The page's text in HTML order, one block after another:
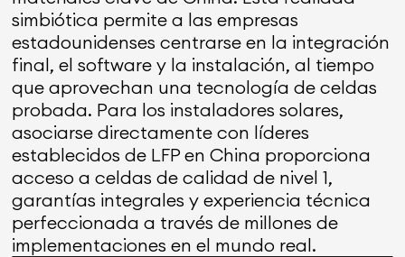
simbiótica permite a las empresas
estadounidenses centrarse en la integración
final, el software y la instalación, al tiempo
que aprovechan una tecnología de celdas
probada. Para los instaladores solares,
asociarse directamente con líderes
establecidos de LFP en China proporciona
acceso a celdas de calidad de nivel 1,
garantías integrales y experiencia técnica
perfeccionada a través de millones de
implementaciones en el mundo real.